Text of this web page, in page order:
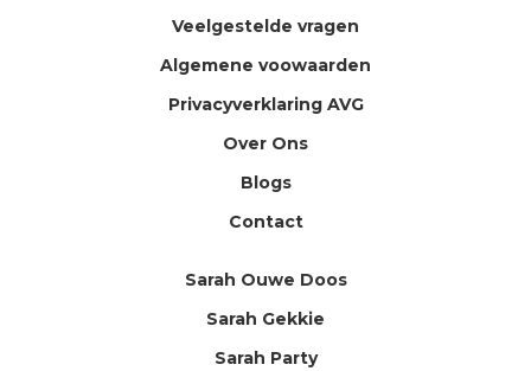
Veelgestelde vragen
Algemene voowaarden
Privacyverklaring AVG
Over Ons
Blogs
Contact
Sarah Ouwe Doos
Sarah Gekkie
Sarah Party